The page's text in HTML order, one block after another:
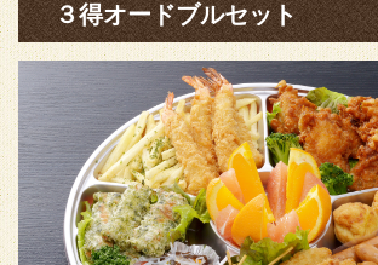
３得オードブルセット